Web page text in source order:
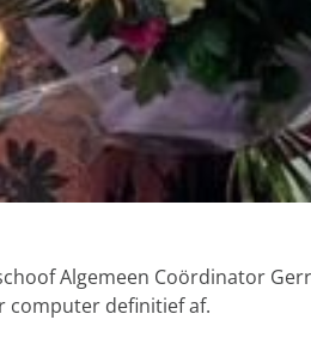
Algemeen Coördinator
computer definitief af.